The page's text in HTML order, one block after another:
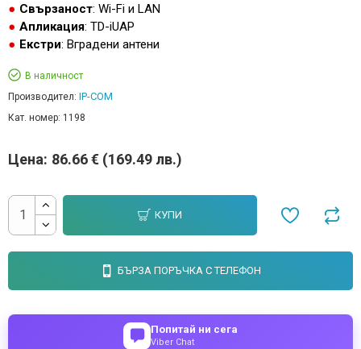
Свързаност: Wi-Fi и LAN
Апликация: TD-iUAP
Екстри: Вградени антени
В наличност
Производител: IP-COM
Кат. номер: 1198
Цена: 86.66 € (169.49 лв.)
КУПИ
БЪРЗА ПОРЪЧКА С ТЕЛЕФОН
Попитай ни сега
Viber Chat